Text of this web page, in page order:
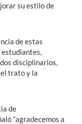
su estilo de
de estas
disciplinarios,
trato y la
de
“agradecemos a